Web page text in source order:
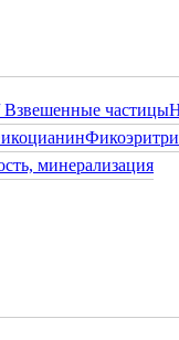
Взвешенные частицы
минерализация